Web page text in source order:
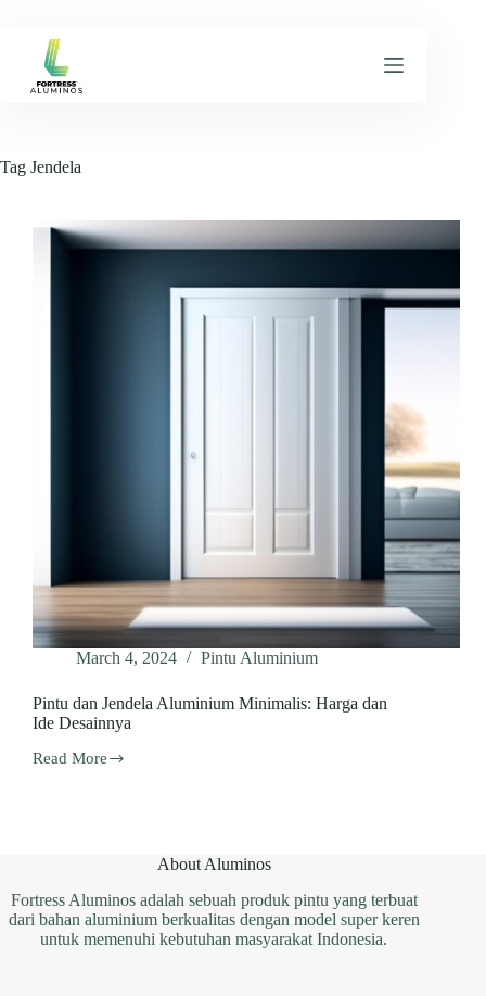
content
Tag Jendela
March 4, 2024 Pintu Aluminium
Pintu dan Jendela Aluminium Minimalis: Harga dan
Ide Desainnya
Read More
Pintu
Ide
Desainnya
About Aluminos
Fortress Aluminos adalah sebuah produk pintu yang terbuat
dari bahan aluminium berkualitas dengan model super keren
untuk memenuhi kebutuhan masyarakat Indonesia.